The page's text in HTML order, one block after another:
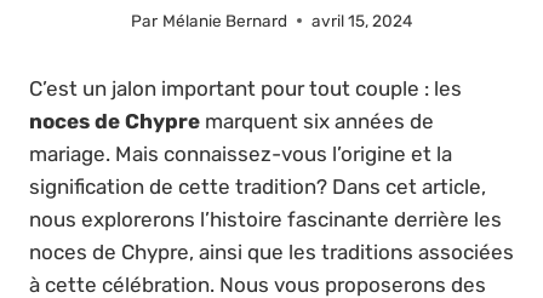
Par Mélanie Bernard avril 15, 2024
C’est un jalon important pour tout couple : les
noces de Chypre marquent six années de
mariage. Mais connaissez-vous l’origine et la
signification de cette tradition? Dans cet article,
nous explorerons l’histoire fascinante derrière les
noces de Chypre, ainsi que les traditions associées
à cette célébration. Nous vous proposerons des